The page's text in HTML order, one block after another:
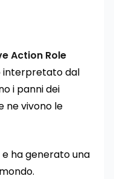
Action Role
interpretato dal
i panni dei
ne vivono le
e ha generato una